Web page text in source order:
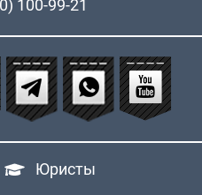
100-99-21
Юристы